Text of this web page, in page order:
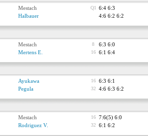
Mestach Q1 6:4 6:3
Halbauer 4:6 6:2 6:2
Mestach 8 6:3 6:0
Mertens E. 16 6:1 6:4
Ayukawa 16 6:3 6:1
Pegula 32 4:6 6:3 6:2
Mestach 16 7:6(5) 6:0
Rodriguez V. 32 6:1 6:2